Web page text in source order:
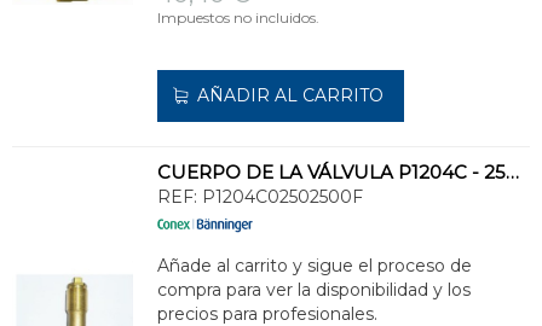
Impuestos no incluidos.
AÑADIR AL CARRITO
CUERPO DE LA VÁLVULA P1204C - 25MM
REF: P1204C02502500F
Añade al carrito y sigue el proceso de
compra para ver la disponibilidad y los
precios para profesionales.